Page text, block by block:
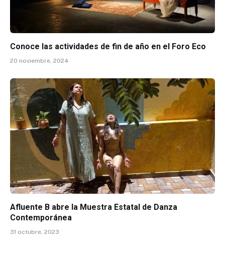
Conoce las actividades de fin de año en el Foro Eco
20 noviembre, 2024
Afluente B abre la Muestra Estatal de Danza
Contemporánea
31 octubre, 2023